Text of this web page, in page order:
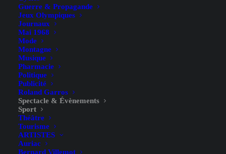
Guerre & Propagande
Jeux Olympiques
Journaux
Mai 1968
Mode
Montagne
Musique
Pharmacie
Politique
Publicité
Roland Garros
Spectacle & Évènements
Sport
Théâtre
Tourisme
ARTISTES
Auriac
Bernard Villemot